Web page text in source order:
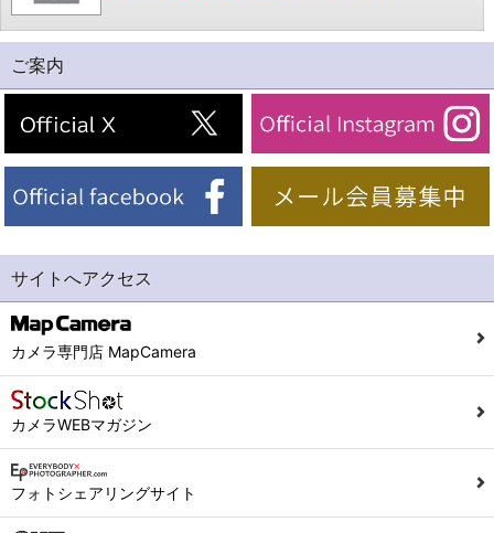
ご案内
サイトへアクセス
カメラ専門店 MapCamera
カメラWEBマガジン
フォトシェアリングサイト